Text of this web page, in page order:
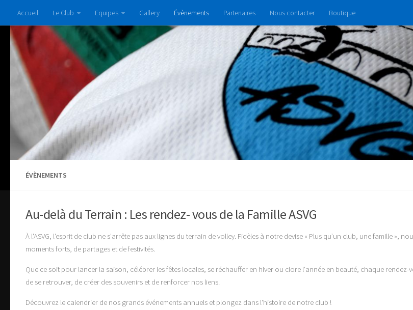
Accueil Le Club Equipes Gallery Évènements Partenaires Nous contacter Boutique
ÉVÈNEMENTS
Au-delà du Terrain : Les rendez- vous de la Famille ASVG
À l'ASVG, l'esprit de club ne s'arrête pas aux lignes du terrain de volley. Fidèles à notre devise « Plus qu’un club, une famille »,
moments forts, de partages et de festivités.
Que ce soit pour lancer la saison, célébrer les fêtes locales, se réchauffer en hiver ou clore l'année en beauté, chaque rendez-
de se retrouver, de créer des souvenirs et de renforcer nos liens.
Découvrez le calendrier de nos grands événements annuels et plongez dans l'histoire de notre club !